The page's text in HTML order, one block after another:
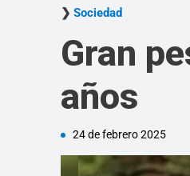
Sociedad
Gran
años
24 de febrero 2025